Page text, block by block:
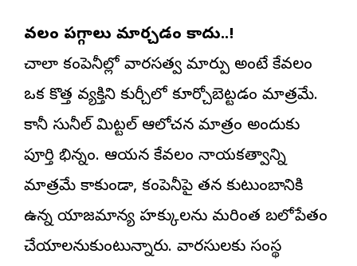
కేవలం పగ్గాలు మార్చడం కాదు..!
చాలా కంపెనీల్లో వారసత్వ మార్పు అంటే కేవలం
ఒక కొత్త వ్యక్తిని కుర్చీలో కూర్చోబెట్టడం మాత్రమే.
కానీ సునీల్ మిట్టల్ ఆలోచన మాత్రం అందుకు
పూర్తి భిన్నం. ఆయన కేవలం నాయకత్వాన్ని
మాత్రమే కాకుండా, కంపెనీపై తన కుటుంబానికి
ఉన్న యాజమాన్య హక్కులను మరింత బలోపేతం
చేయాలనుకుంటున్నారు. వారసులకు సంస్థ